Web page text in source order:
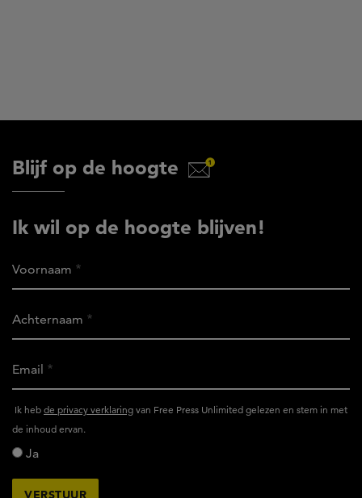
Blijf op de hoogte
Ik wil op de hoogte blijven!
Voornaam
Achternaam
Email
Ik
heb
het
reglement
Ik heb de privacy verklaring van Free Press Unlimited gelezen en stem in met
de inhoud ervan.
Ja